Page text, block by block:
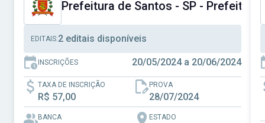
Prefeitura de Santos - SP - Prefeitura
EDITAIS:2 editais disponíveis
INSCRIÇÕES 20/05/2024 a 20/06/2024
TAXA DE INSCRIÇÃO
R$ 57,00
PROVA
28/07/2024
BANCA ESTADO